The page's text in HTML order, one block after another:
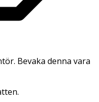
Bevaka denna vara